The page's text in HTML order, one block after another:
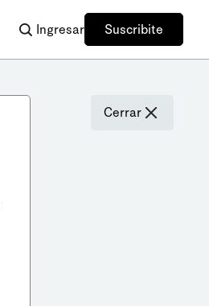
Ingresar Suscribite
Cerrar